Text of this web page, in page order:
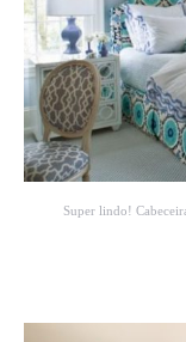
Super lindo!